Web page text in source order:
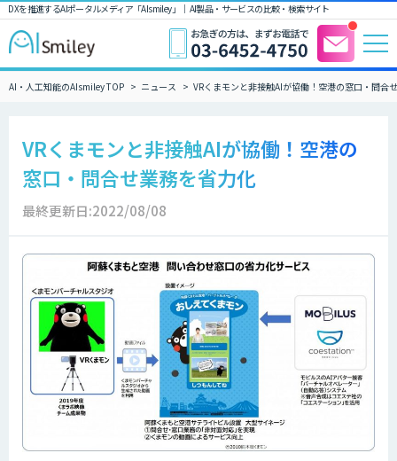
DXを推進するAIポータルメディア「AIsmiley」｜ AI製品・サービスの比較・検索サイト
AI・人工知能のAIsmiley TOP ニュース VRくまモンと非接触AIが協働！空港の窓口・問合
VRくまモンと非接触AIが協働！空港の
窓口・問合せ業務を省力化
最終更新日:2022/08/08